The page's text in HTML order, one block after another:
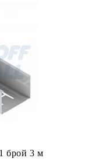
брой 3 м